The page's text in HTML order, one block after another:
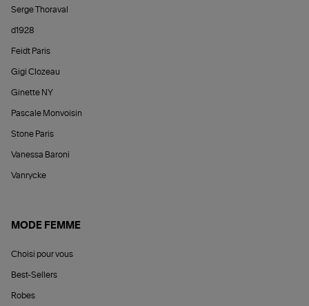
Serge Thoraval
d1928
Feidt Paris
Gigi Clozeau
Ginette NY
Pascale Monvoisin
Stone Paris
Vanessa Baroni
Vanrycke
MODE FEMME
Choisi pour vous
Best-Sellers
Robes